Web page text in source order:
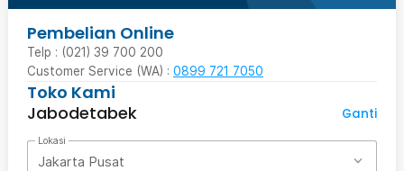
Pembelian Online
Telp : (021) 39 700 200
Customer Service (WA) : 0899 721 7050
Toko Kami
Jabodetabek
Ganti
Lokasi
Jakarta Pusat